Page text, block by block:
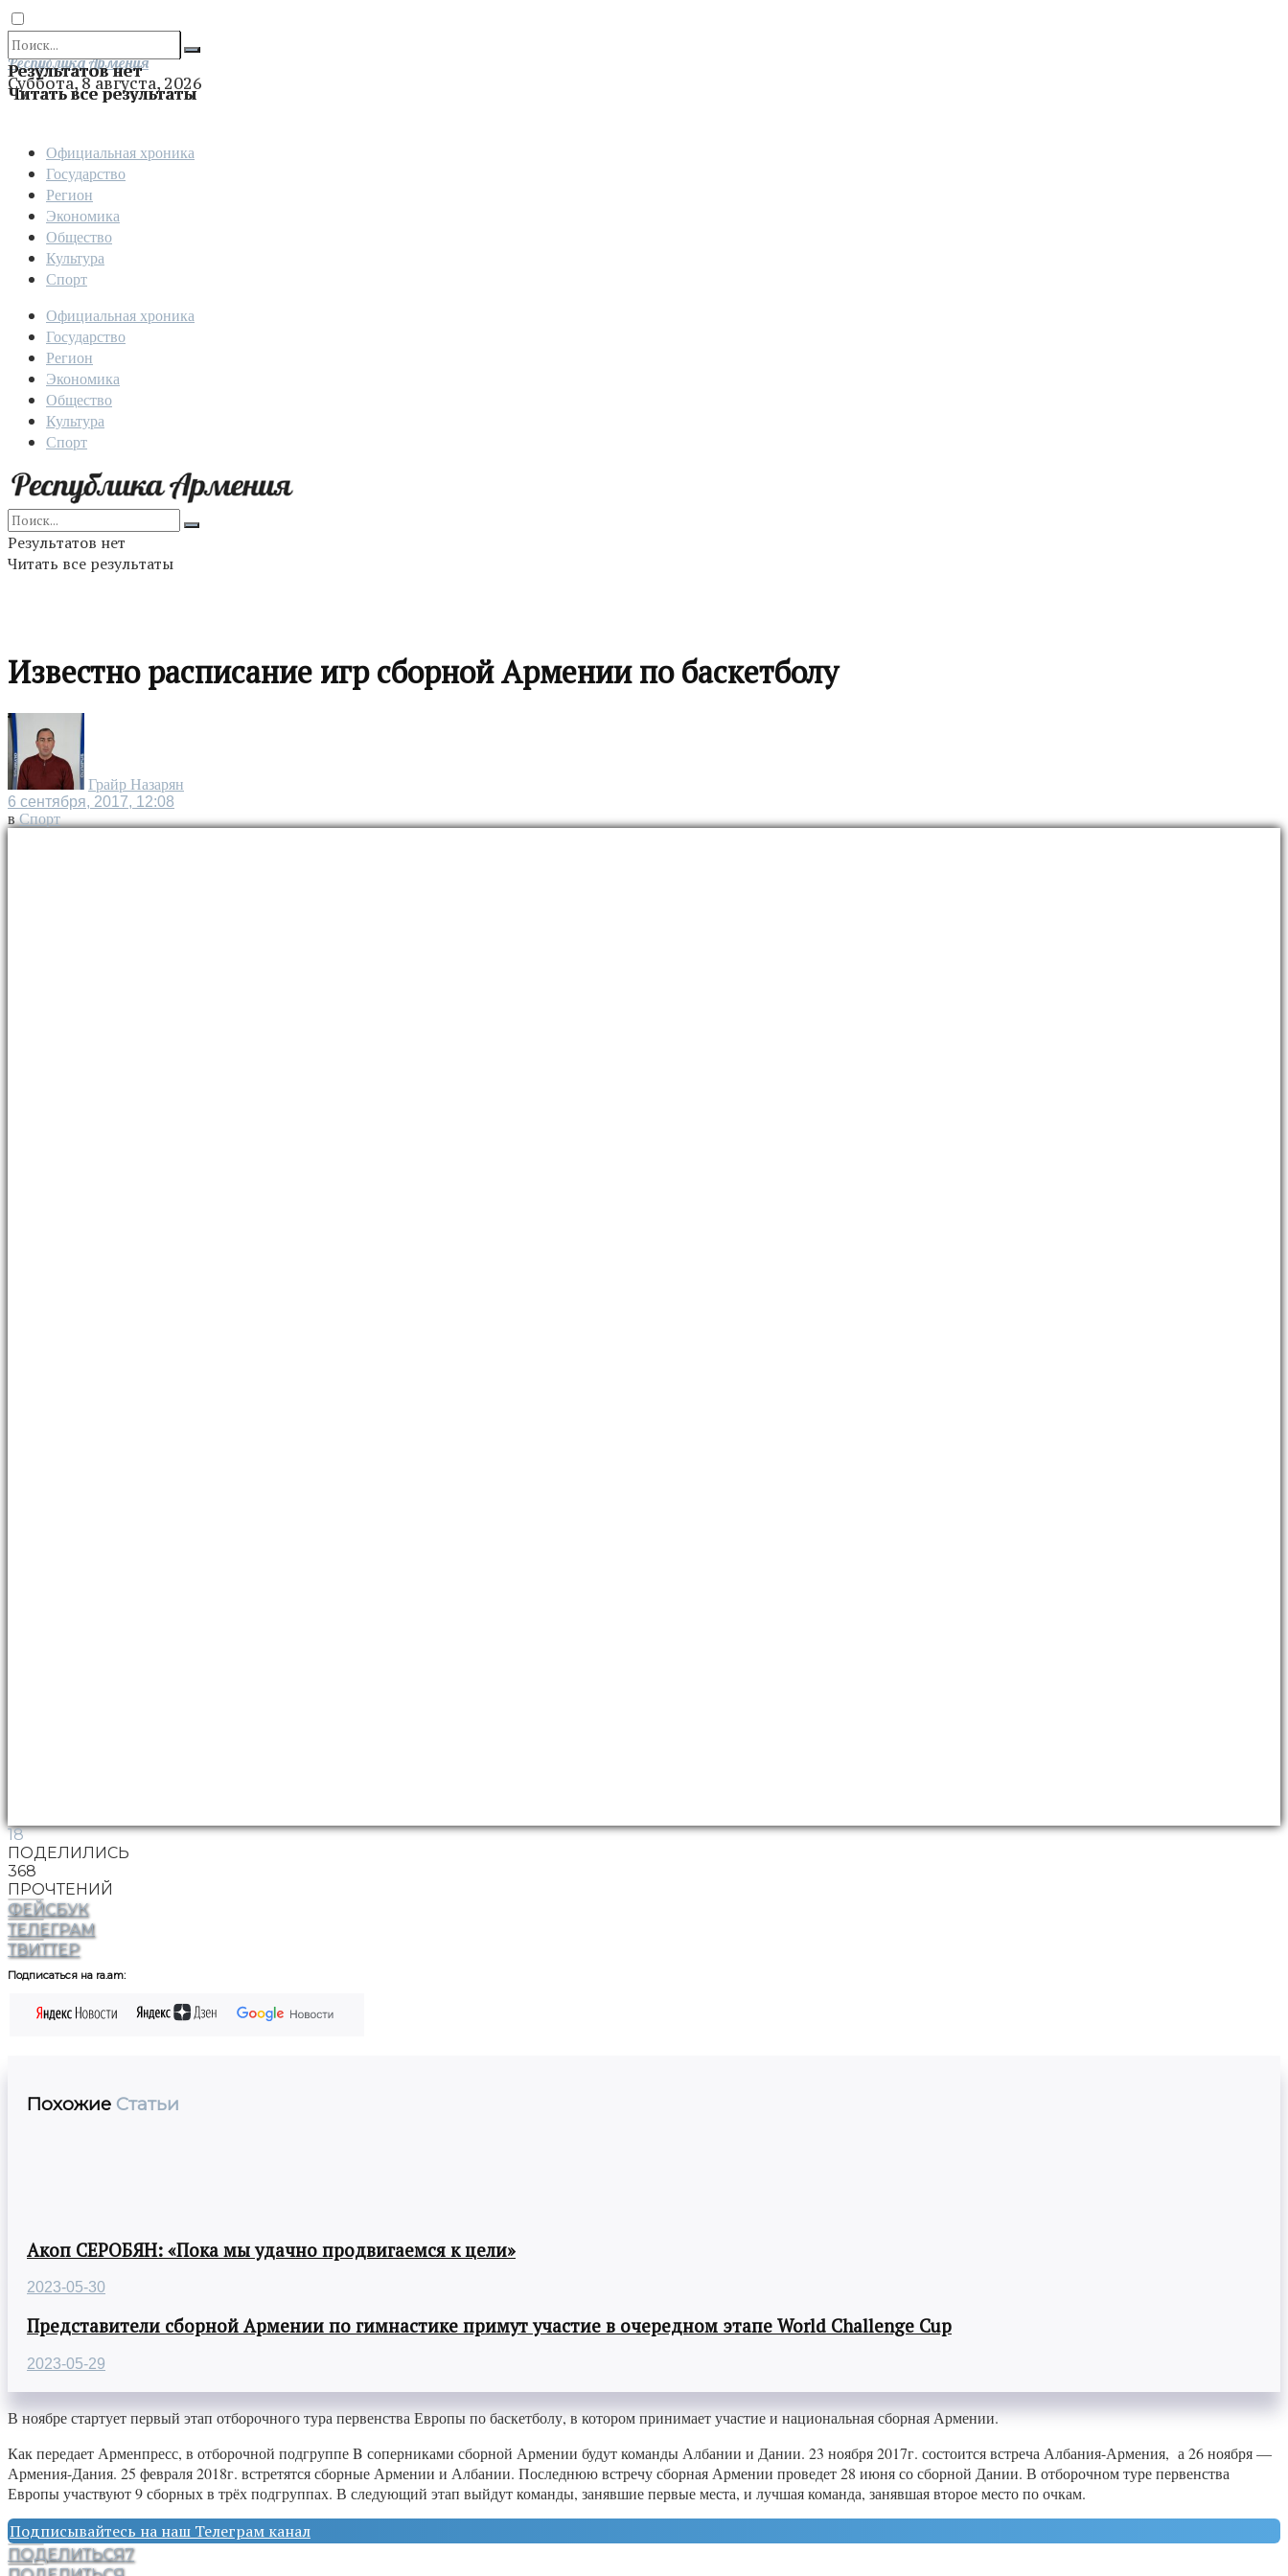
Результатов нет
Читать все результаты
Отправить
Республика Армения
Суббота, 8 августа, 2026
Официальная хроника
Государство
Регион
Экономика
Общество
Культура
Спорт
Официальная хроника
Государство
Регион
Экономика
Общество
Культура
Спорт
Результатов нет
Читать все результаты
Известно расписание игр сборной Армении по баскетболу
Грайр Назарян
6 сентября, 2017, 12:08
в Спорт
18
ПОДЕЛИЛИСЬ
368
ПРОЧТЕНИЙ
ФЕЙСБУК
ТЕЛЕГРАМ
ТВИТТЕР
Подписаться на ra.am:
Похожие Статьи
Акоп СЕРОБЯН: «Пока мы удачно продвигаемся к цели»
2023-05-30
Представители сборной Армении по гимнастике примут участие в очередном этапе World Challenge Cup
2023-05-29
В ноябре стартует первый этап отборочного тура первенства Европы по баскетболу, в котором принимает участие и национальная сборная Армении.
Как передает Арменпресс, в отборочной подгруппе B соперниками сборной Армении будут команды Албании и Дании. 23 ноября 2017г. состоится встреча Албания-Армения, а 26 ноября —
Армения-Дания. 25 февраля 2018г. встретятся сборные Армении и Албании. Последнюю встречу сборная Армении проведет 28 июня со сборной Дании. В отборочном туре первенства
Европы участвуют 9 сборных в трёх подгруппах. В следующий этап выйдут команды, занявшие первые места, и лучшая команда, занявшая второе место по очкам.
Подписывайтесь на наш Телеграм канал
ПОДЕЛИТЬСЯ7